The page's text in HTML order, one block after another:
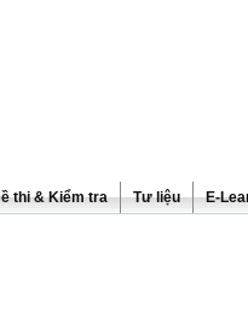
thi & Kiểm tra Tư liệu E-